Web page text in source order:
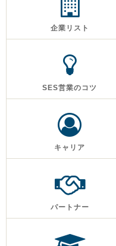
企業リスト
SES営業のコツ
キャリア
パートナー